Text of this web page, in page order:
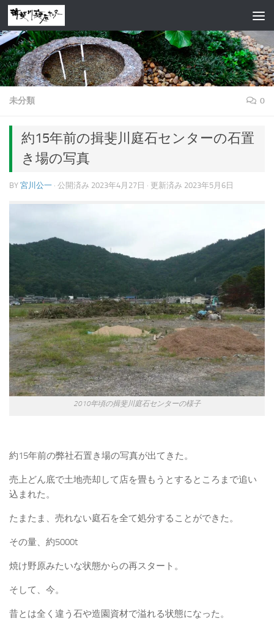
コンテンツへスキップ
未分類 0
約15年前の揖斐川庭石センターの石置
き場の写真
BY 宮川公一 · 公開済み 2023年4月27日 · 更新済み 2023年5月6日
2010年頃の揖斐川庭石センターの様子
約15年前の弊社石置き場の写真が出てきた。
売上どん底で土地売却して店を畳もうとするところまで追い
込まれた。
たまたま、売れない庭石を全て処分することができた。
その量、約5000t
焼け野原みたいな状態からの再スタート。
そして、今。
昔とは全く違う石や造園資材で溢れる状態になった。